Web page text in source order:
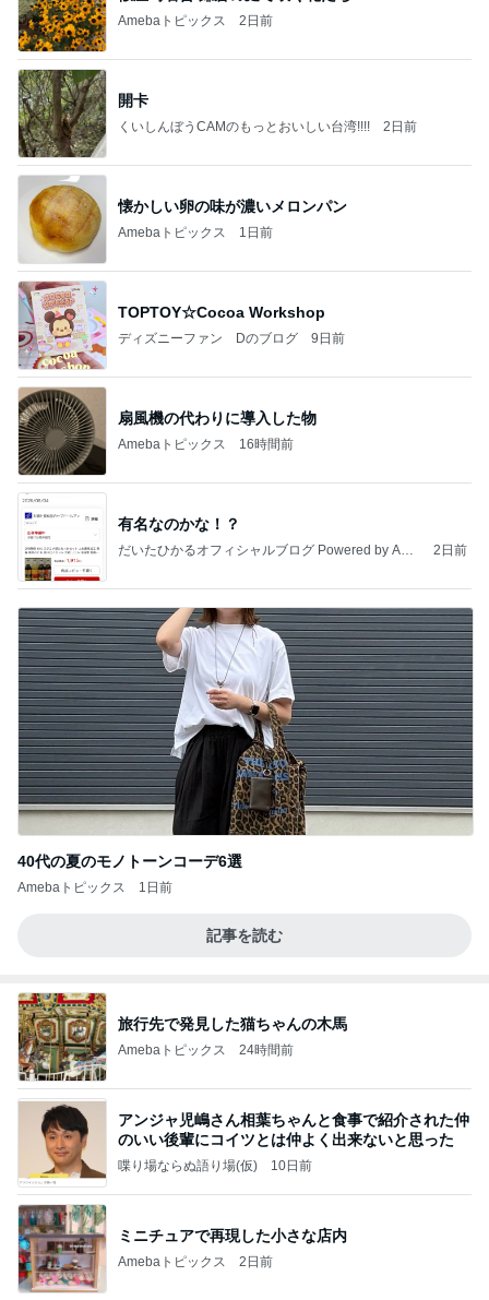
Amebaトピックス 2日前
開卡
くいしんぼうCAMのもっとおいしい台湾!!!! 2日前
懐かしい卵の味が濃いメロンパン
Amebaトピックス 1日前
TOPTOY☆Cocoa Workshop
ディズニーファン Dのブログ 9日前
扇風機の代わりに導入した物
Amebaトピックス 16時間前
有名なのかな！？
だいたひかるオフィシャルブログ Powered by Ame
2日前
40代の夏のモノトーンコーデ6選
Amebaトピックス 1日前
記事を読む
旅行先で発見した猫ちゃんの木馬
Amebaトピックス 24時間前
アンジャ児嶋さん相葉ちゃんと食事で紹介された仲
のいい後輩にコイツとは仲よく出来ないと思った
喋り場ならぬ語り場(仮) 10日前
ミニチュアで再現した小さな店内
Amebaトピックス 2日前